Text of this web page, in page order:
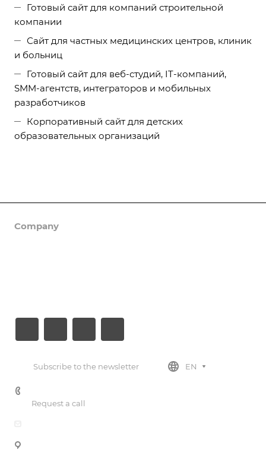
Готовый сайт для компаний строительной
компании
Сайт для частных медицинских центров, клиник
и больниц
Готовый сайт для веб-студий, IT-компаний,
SMM-агентств, интеграторов и мобильных
разработчиков
Корпоративный сайт для детских
образовательных организаций
Company
Subscribe to the newsletter EN
Request a call